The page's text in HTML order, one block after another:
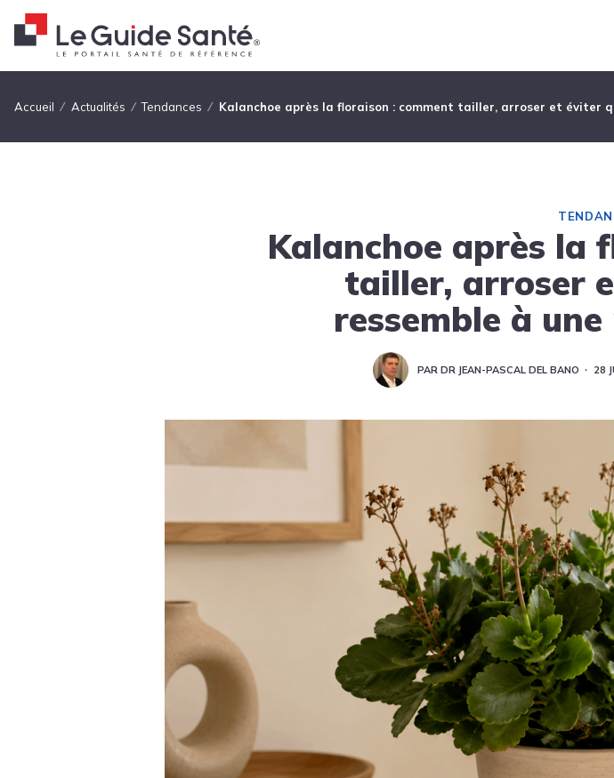
Fil d'Ariane
Accueil Actualités Tendances Kalanchoe après la floraison : comment tailler, arroser et éviter
Kalanchoe après la
tailler, arroser
ressemble à
PAR DR JEAN-PASCAL DEL BANO 28